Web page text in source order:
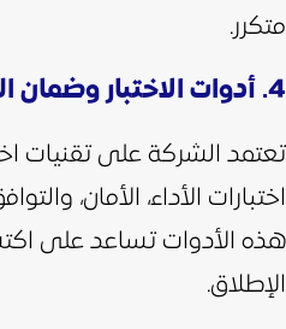
متكرر.
4. أدوات الاختبار وضمان الجودة
تعتمد الشركة على تقنيات
اختبارات الأداء، الأمان،
هذه الأدوات تساعد على
الإطلاق.